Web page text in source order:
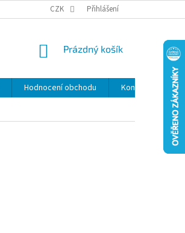
CZK Přihlášení
NÁKUPNÍ
Prázdný košík
Hodnocení obchodu Kontakty